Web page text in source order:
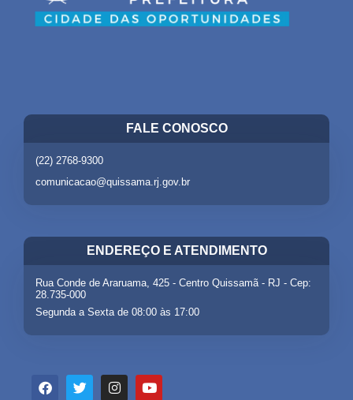
FALE CONOSCO
(22) 2768-9300
comunicacao@quissama.rj.gov.br
ENDEREÇO E ATENDIMENTO
Rua Conde de Araruama, 425 - Centro Quissamã - RJ - Cep:
28.735-000
Segunda a Sexta de 08:00 às 17:00